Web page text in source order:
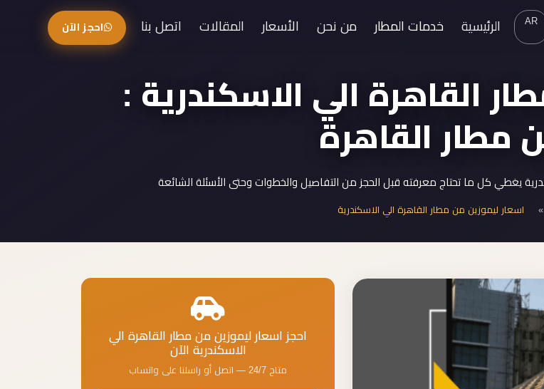
AR الرئيسية خدمات المطار من نحن الأسعار المقالات اتصل بنا احجز الآن
القاهرة الي الاسكندرية :
مطار القاهرة
يغطي كل ما تحتاج معرفته قبل الحجز من التفاصيل والخطوات وحتى الأسئلة الشائعة
» اسعار ليموزين من مطار القاهرة الي الاسكندرية
احجز اسعار ليموزين من مطار القاهرة الي
الاسكندرية الآن
متاح 24/7 — اتصل أو راسلنا على واتساب